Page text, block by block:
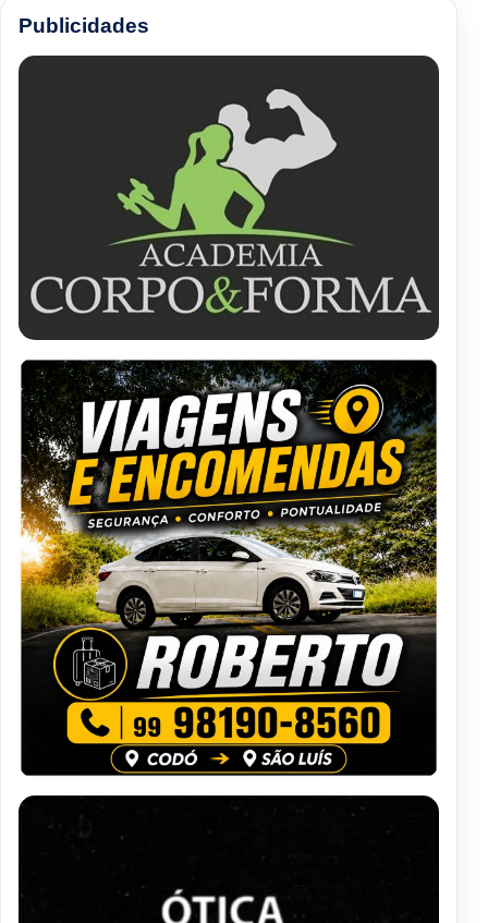
Publicidades